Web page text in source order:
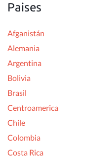
Paises
Afganistán
Alemania
Argentina
Bolivia
Brasil
Centroamerica
Chile
Colombia
Costa Rica